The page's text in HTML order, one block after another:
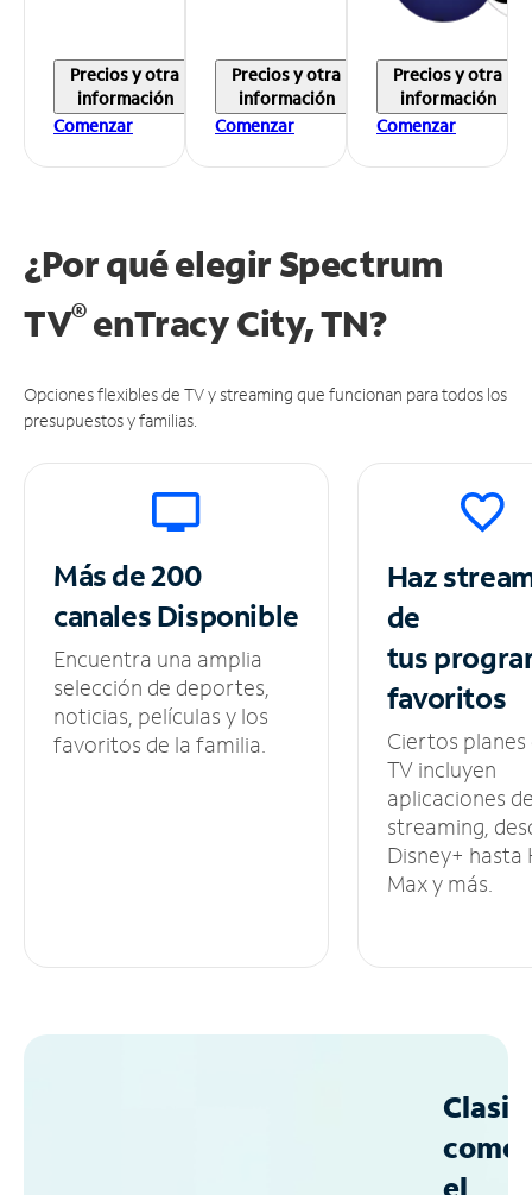
Precios y otra
información
Comenzar
Precios y otra
información
Comenzar
Precios y otra
información
Comenzar
¿Por qué elegir Spectrum
TV®enTracy City, TN?
Opciones flexibles de TV y streaming que funcionan para todos los
presupuestos y familias.
Más de 200
canalesDisponible
Encuentra una amplia
selección de deportes,
noticias, películas y los
favoritos de la familia.
Haz
de
tus
favoritos
Ciertos planes
TV incluyen
aplicaciones
streaming,
Disney+ hasta
Max y más.
como
el